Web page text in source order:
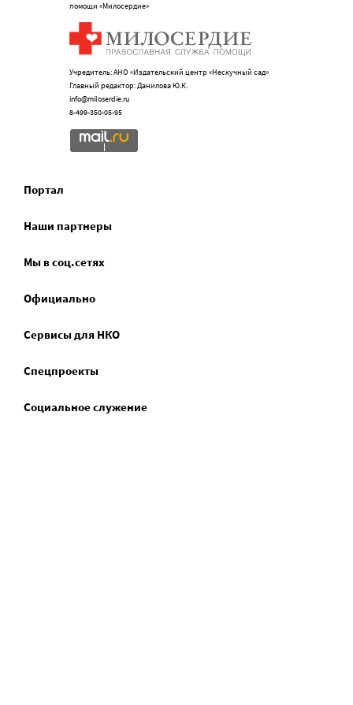
помощи «Милосердие»
Учредитель: АНО «Издательский центр «Нескучный сад»
Главный редактор: Данилова Ю.К.
info@miloserdie.ru
8-499-350-05-95
Портал
Наши партнеры
Мы в соц.сетях
Официально
Сервисы для НКО
Спецпроекты
Социальное служение